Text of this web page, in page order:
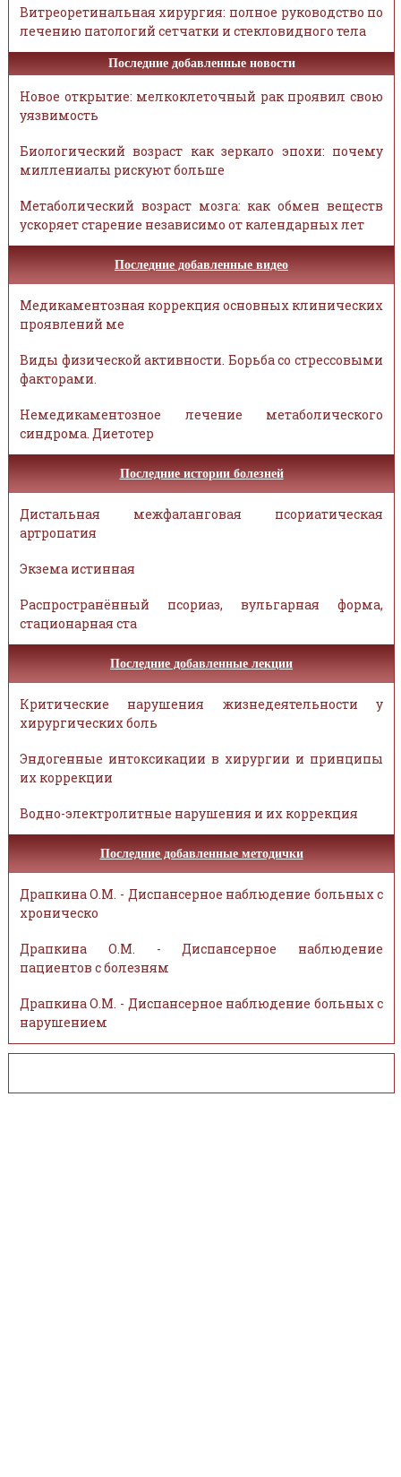
Витреоретинальная хирургия: полное руководство по
лечению патологий сетчатки и стекловидного тела
Последние добавленные новости
Новое открытие: мелкоклеточный рак проявил свою
уязвимость
Биологический возраст как зеркало эпохи: почему
миллениалы рискуют больше
Метаболический возраст мозга: как обмен веществ
ускоряет старение независимо от календарных лет
Последние добавленные видео
Медикаментозная коррекция основных клинических
проявлений ме
Виды физической активности. Борьба со стрессовыми
факторами.
Немедикаментозное лечение метаболического
синдрома. Диетотер
Последние истории болезней
Дистальная межфаланговая псориатическая
артропатия
Экзема истинная
Распространённый псориаз, вульгарная форма,
стационарная ста
Последние добавленные лекции
Критические нарушения жизнедеятельности у
хирургических боль
Эндогенные интоксикации в хирургии и принципы
их коррекции
Водно-электролитные нарушения и их коррекция
Последние добавленные методички
Драпкина О.М. - Диспансерное наблюдение больных с
хроническо
Драпкина О.М. - Диспансерное наблюдение
пациентов с болезням
Драпкина О.М. - Диспансерное наблюдение больных с
нарушением